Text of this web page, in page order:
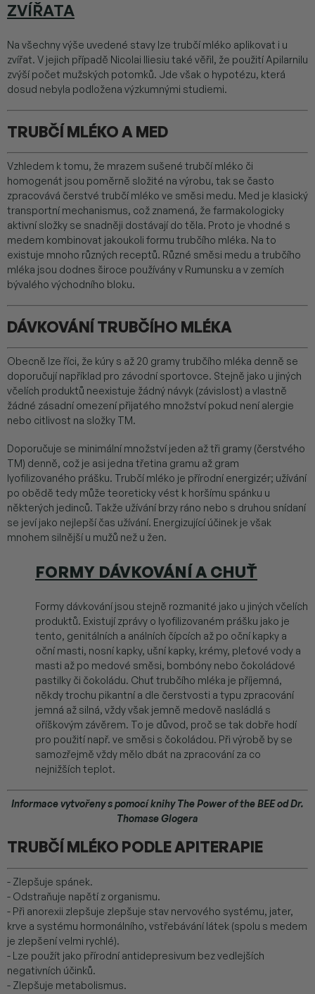
ZVÍŘATA
Na všechny výše uvedené stavy lze trubčí mléko aplikovat i u
zvířat. V jejich případě Nicolai Iliesiu také věřil, že použití Apilarnilu
zvýší počet mužských potomků. Jde však o hypotézu, která
dosud nebyla podložena výzkumnými studiemi.
TRUBČÍ MLÉKO A MED
Vzhledem k tomu, že mrazem sušené trubčí mléko či
homogenát jsou poměrně složité na výrobu, tak se často
zpracovává čerstvé trubčí mléko ve směsi medu. Med je klasický
transportní mechanismus, což znamená, že farmakologicky
aktivní složky se snadněji dostávají do těla. Proto je vhodné s
medem kombinovat jakoukoli formu trubčího mléka. Na to
existuje mnoho různých receptů. Různé směsi medu a trubčího
mléka jsou dodnes široce používány v Rumunsku a v zemích
bývalého východního bloku.
DÁVKOVÁNÍ TRUBČÍHO MLÉKA
Obecně lze říci, že kúry s až 20 gramy trubčího mléka denně se
doporučují například pro závodní sportovce. Stejně jako u jiných
včelích produktů neexistuje žádný návyk (závislost) a vlastně
žádné zásadní omezení přijatého množství pokud není alergie
nebo citlivost na složky TM.
Doporučuje se minimální množství jeden až tři gramy (čerstvého
TM) denně, což je asi jedna třetina gramu až gram
lyofilizovaného prášku. Trubčí mléko je přírodní energizér; užívání
po obědě tedy může teoreticky vést k horšímu spánku u
některých jedinců. Takže užívání brzy ráno nebo s druhou snídaní
se jeví jako nejlepší čas užívání. Energizující účinek je však
mnohem silnější u mužů než u žen.
FORMY DÁVKOVÁNÍ A CHUŤ
Formy dávkování jsou stejně rozmanité jako u jiných včelích
produktů. Existují zprávy o lyofilizovaném prášku jako je
tento, genitálních a análních čípcích až po oční kapky a
oční masti, nosní kapky, ušní kapky, krémy, pleťové vody a
masti až po medové směsi, bombóny nebo čokoládové
pastilky či čokoládu. Chuť trubčího mléka je příjemná,
někdy trochu pikantní a dle čerstvosti a typu zpracování
jemná až silná, vždy však jemně medově nasládlá s
oříškovým závěrem. To je důvod, proč se tak dobře hodí
pro použití např. ve směsi s čokoládou. Při výrobě by se
samozřejmě vždy mělo dbát na zpracování za co
nejnižších teplot.
Informace vytvořeny s pomocí knihy The Power of the BEE od Dr.
Thomase Glogera
TRUBČÍ MLÉKO PODLE APITERAPIE
- Zlepšuje spánek.
- Odstraňuje napětí z organismu.
- Při anorexii zlepšuje zlepšuje stav nervového systému, jater,
krve a systému hormonálního, vstřebávání látek (spolu s medem
je zlepšení velmi rychlé).
- Lze použít jako přírodní antidepresivum bez vedlejších
negativních účinků.
- Zlepšuje metabolismus.